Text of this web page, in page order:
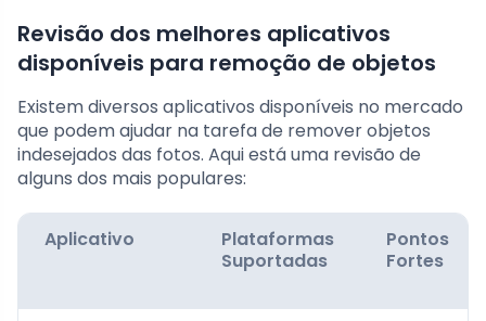
Revisão dos melhores aplicativos
disponíveis para remoção de objetos
Existem diversos aplicativos disponíveis no mercado
que podem ajudar na tarefa de remover objetos
indesejados das fotos. Aqui está uma revisão de
alguns dos mais populares:
Aplicativo
Plataformas
Suportadas
Pontos
Fortes